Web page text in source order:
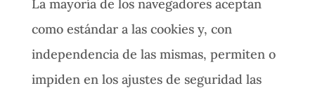
La mayoría de los navegadores aceptan
como estándar a las cookies y, con
independencia de las mismas, permiten o
impiden en los ajustes de seguridad las